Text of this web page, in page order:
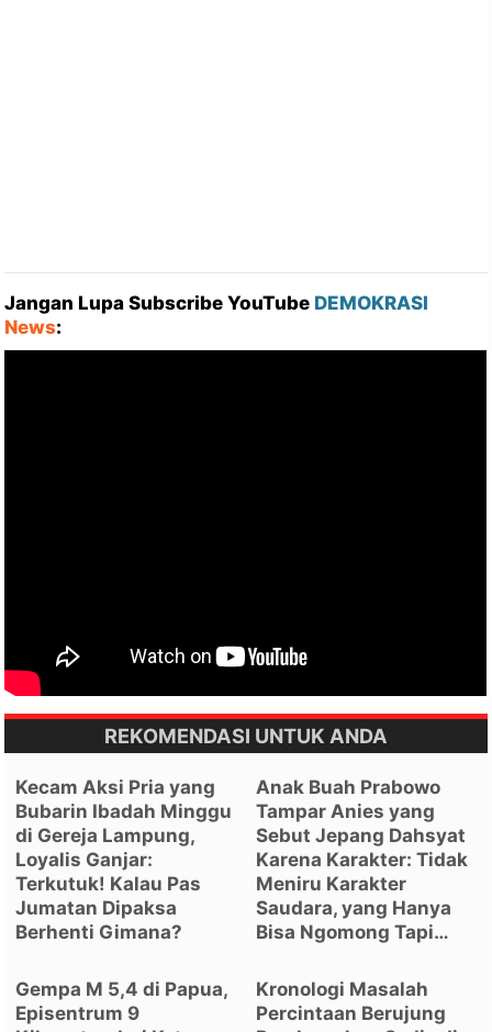
Jangan Lupa Subscribe YouTube DEMOKRASI
News:
REKOMENDASI UNTUK ANDA
Kecam Aksi Pria yang
Bubarin Ibadah Minggu
di Gereja Lampung,
Loyalis Ganjar:
Terkutuk! Kalau Pas
Jumatan Dipaksa
Berhenti Gimana?
Anak Buah Prabowo
Tampar Anies yang
Sebut Jepang Dahsyat
Karena Karakter: Tidak
Meniru Karakter
Saudara, yang Hanya
Bisa Ngomong Tapi…
Gempa M 5,4 di Papua,
Episentrum 9
Kronologi Masalah
Percintaan Berujung